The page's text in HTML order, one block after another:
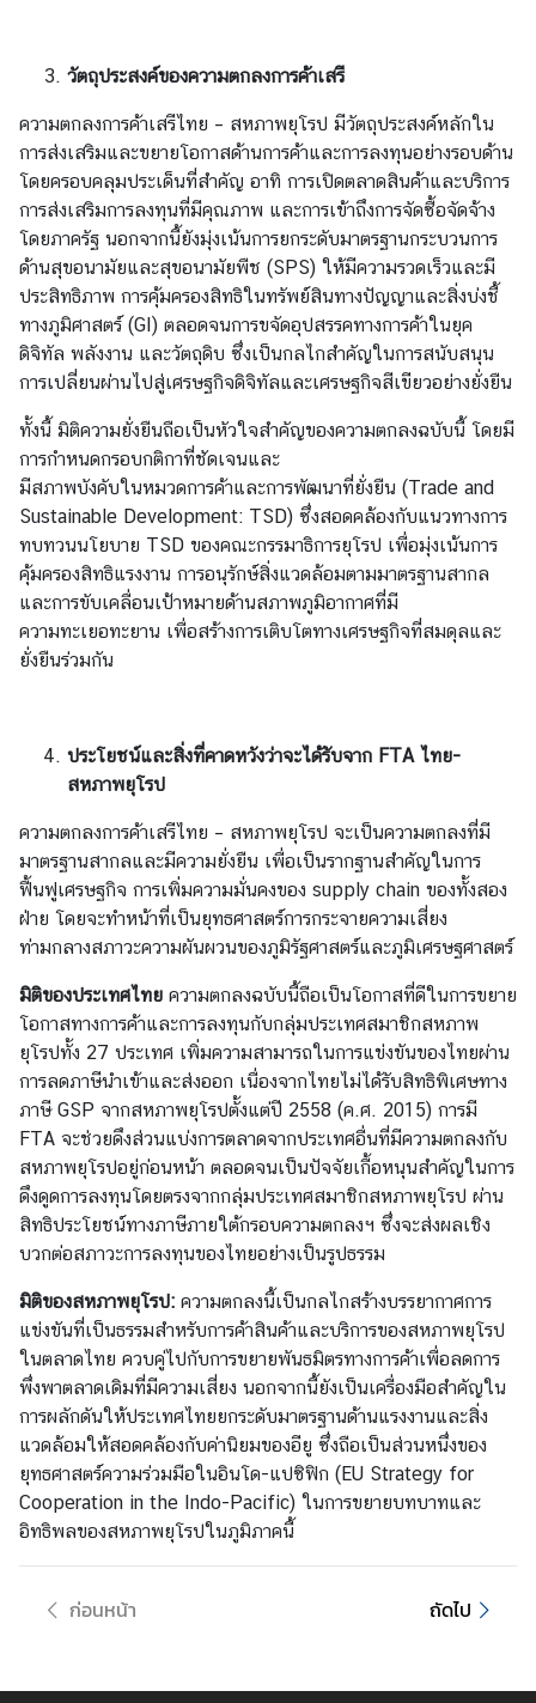
ป
ะ
เ
ท
ศ
ไ
ท
ย
ข้
มู
ล
ที่
น่
า
ส
น
ใ
จ
ง
ท
ะ
เ
บี
ย
น
น
ไ
ท
ย
ใ
น
เ
บ
ล
เ
ย
ม
แ
ล
ะ
ลั
ก
เ
ซ
ม
ก
วัตถุประสงค์ของความตกลงการค้าเสรี
ความตกลงการค้าเสรีไทย – สหภาพยุโรป มีวัตถุประสงค์หลักใน
การส่งเสริมและขยายโอกาสด้านการค้าและการลงทุนอย่างรอบด้าน
โดยครอบคลุมประเด็นที่สำคัญ อาทิ การเปิดตลาดสินค้าและบริการ
การส่งเสริมการลงทุนที่มีคุณภาพ และการเข้าถึงการจัดซื้อจัดจ้าง
โดยภาครัฐ นอกจากนี้ยังมุ่งเน้นการยกระดับมาตรฐานกระบวนการ
ด้านสุขอนามัยและสุขอนามัยพืช (SPS) ให้มีความรวดเร็วและมี
ประสิทธิภาพ การคุ้มครองสิทธิในทรัพย์สินทางปัญญาและสิ่งบ่งชี้
ทางภูมิศาสตร์ (GI) ตลอดจนการขจัดอุปสรรคทางการค้าในยุค
ดิจิทัล พลังงาน และวัตถุดิบ ซึ่งเป็นกลไกสำคัญในการสนับสนุน
การเปลี่ยนผ่านไปสู่เศรษฐกิจดิจิทัลและเศรษฐกิจสีเขียวอย่างยั่งยืน
ทั้งนี้ มิติความยั่งยืนถือเป็นหัวใจสำคัญของความตกลงฉบับนี้ โดยมี
การกำหนดกรอบกติกาที่ชัดเจนและ
มีสภาพบังคับในหมวดการค้าและการพัฒนาที่ยั่งยืน (Trade and
Sustainable Development: TSD) ซึ่งสอดคล้องกับแนวทางการ
ทบทวนนโยบาย TSD ของคณะกรรมาธิการยุโรป เพื่อมุ่งเน้นการ
คุ้มครองสิทธิแรงงาน การอนุรักษ์สิ่งแวดล้อมตามมาตรฐานสากล
และการขับเคลื่อนเป้าหมายด้านสภาพภูมิอากาศที่มี
ความทะเยอทะยาน เพื่อสร้างการเติบโตทางเศรษฐกิจที่สมดุลและ
ยั่งยืนร่วมกัน
ประโยชน์และสิ่งที่คาดหวังว่าจะได้รับจาก FTA ไทย-
สหภาพยุโรป
ความตกลงการค้าเสรีไทย – สหภาพยุโรป จะเป็นความตกลงที่มี
มาตรฐานสากลและมีความยั่งยืน เพื่อเป็นรากฐานสำคัญในการ
ฟื้นฟูเศรษฐกิจ การเพิ่มความมั่นคงของ supply chain ของทั้งสอง
ฝ่าย โดยจะทำหน้าที่เป็นยุทธศาสตร์การกระจายความเสี่ยง
ท่ามกลางสภาวะความผันผวนของภูมิรัฐศาสตร์และภูมิเศรษฐศาสตร์
มิติของประเทศไทย ความตกลงฉบับนี้ถือเป็นโอกาสที่ดีในการขยาย
โอกาสทางการค้าและการลงทุนกับกลุ่มประเทศสมาชิกสหภาพ
ยุโรปทั้ง 27 ประเทศ เพิ่มความสามารถในการแข่งขันของไทยผ่าน
การลดภาษีนำเข้าและส่งออก เนื่องจากไทยไม่ได้รับสิทธิพิเศษทาง
ภาษี GSP จากสหภาพยุโรปตั้งแต่ปี 2558 (ค.ศ. 2015) การมี
FTA จะช่วยดึงส่วนแบ่งการตลาดจากประเทศอื่นที่มีความตกลงกับ
สหภาพยุโรปอยู่ก่อนหน้า ตลอดจนเป็นปัจจัยเกื้อหนุนสำคัญในการ
ดึงดูดการลงทุนโดยตรงจากกลุ่มประเทศสมาชิกสหภาพยุโรป ผ่าน
สิทธิประโยชน์ทางภาษีภายใต้กรอบความตกลงฯ ซึ่งจะส่งผลเชิง
บวกต่อสภาวะการลงทุนของไทยอย่างเป็นรูปธรรม
มิติของสหภาพยุโรป: ความตกลงนี้เป็นกลไกสร้างบรรยากาศการ
แข่งขันที่เป็นธรรมสำหรับการค้าสินค้าและบริการของสหภาพยุโรป
ในตลาดไทย ควบคู่ไปกับการขยายพันธมิตรทางการค้าเพื่อลดการ
พึ่งพาตลาดเดิมที่มีความเสี่ยง นอกจากนี้ยังเป็นเครื่องมือสำคัญใน
การผลักดันให้ประเทศไทยยกระดับมาตรฐานด้านแรงงานและสิ่ง
แวดล้อมให้สอดคล้องกับค่านิยมของอียู ซึ่งถือเป็นส่วนหนึ่งของ
ยุทธศาสตร์ความร่วมมือในอินโด-แปซิฟิก (EU Strategy for
Cooperation in the Indo-Pacific) ในการขยายบทบาทและ
อิทธิพลของสหภาพยุโรปในภูมิภาคนี้
ก่อนหน้า ถัดไป